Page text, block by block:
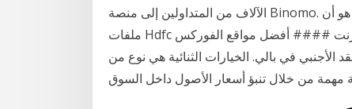
الآلاف من المتداولين إلى منصة Binomo. أحد أسباب ذلك هو أن Binomo تستمع إلى عملائها وتقوم بتحسين
ملفات Hdfc الفوركس زائد المدفوعة مسبقاً بطاقة الدخول على الإنترنت #### أفضل مواقع الفوركس
في بالي. الخيارات الثنائية هي نوع من